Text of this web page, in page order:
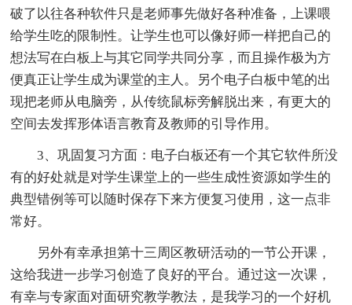
破了以往各种软件只是老师事先做好各种准备，上课喂
给学生吃的限制性。让学生也可以像好师一样把自己的
想法写在白板上与其它同学共同分享，而且操作极为方
便真正让学生成为课堂的主人。另个电子白板中笔的出
现把老师从电脑旁，从传统鼠标旁解脱出来，有更大的
空间去发挥形体语言教育及教师的引导作用。
3、巩固复习方面：电子白板还有一个其它软件所没
有的好处就是对学生课堂上的一些生成性资源如学生的
典型错例等可以随时保存下来方便复习使用，这一点非
常好。
另外有幸承担第十三周区教研活动的一节公开课，
这给我进一步学习创造了良好的平台。通过这一次课，
有幸与专家面对面研究教学教法，是我学习的一个好机